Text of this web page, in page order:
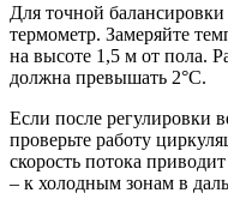
Для точной
термометр. Замеряйте
на высоте 1,5 м от пола.
должна превышать 2°C.
Если после регулировки
проверьте работу
скорость потока
– к холодным зонам в